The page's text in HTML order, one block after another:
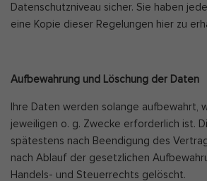
Datenschutzniveau sicher. Sie haben
eine Kopie dieser Regelungen hier zu
Aufbewahrung und Löschung der Daten
Ihre Daten werden solange aufbewahrt,
jeweiligen o. g. Zwecke erforderlich ist.
spätestens nach Beendigung des
nach Ablauf der gesetzlichen
Handels- und Steuerrechts gelöscht.